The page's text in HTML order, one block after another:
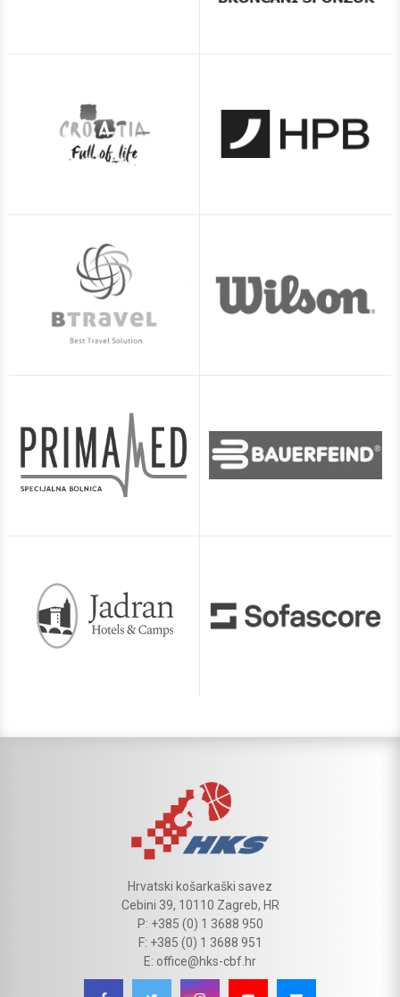
Hrvatski košarkaški savez
Cebini 39, 10110 Zagreb, HR
P: +385 (0) 1 3688 950
F: +385 (0) 1 3688 951
E: office@hks-cbf.hr